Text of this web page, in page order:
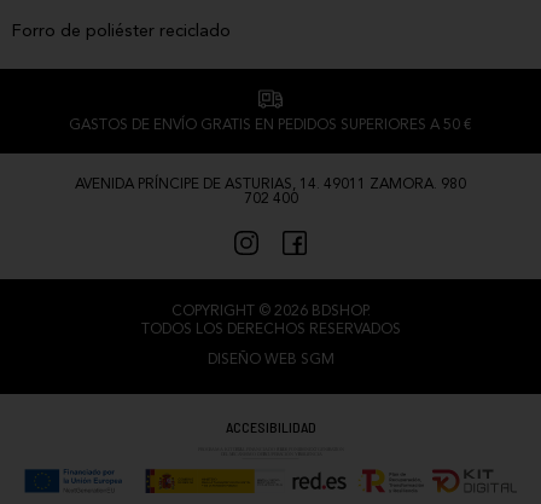
Forro de poliéster reciclado
GASTOS DE ENVÍO GRATIS EN PEDIDOS SUPERIORES A 50 €
AVENIDA PRÍNCIPE DE ASTURIAS, 14. 49011 ZAMORA. 980
702 400
COPYRIGHT © 2026 BDSHOP.
TODOS LOS DERECHOS RESERVADOS
DISEÑO WEB SGM
ACCESIBILIDAD